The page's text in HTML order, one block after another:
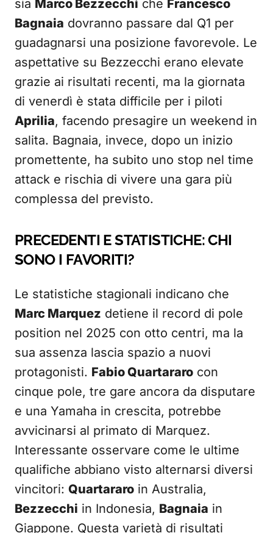
sia Marco Bezzecchi che Francesco
Bagnaia dovranno passare dal Q1 per
guadagnarsi una posizione favorevole. Le
aspettative su Bezzecchi erano elevate
grazie ai risultati recenti, ma la giornata
di venerdì è stata difficile per i piloti
Aprilia, facendo presagire un weekend in
salita. Bagnaia, invece, dopo un inizio
promettente, ha subito uno stop nel time
attack e rischia di vivere una gara più
complessa del previsto.
PRECEDENTI E STATISTICHE: CHI
SONO I FAVORITI?
Le statistiche stagionali indicano che
Marc Marquez detiene il record di pole
position nel 2025 con otto centri, ma la
sua assenza lascia spazio a nuovi
protagonisti. Fabio Quartararo con
cinque pole, tre gare ancora da disputare
e una Yamaha in crescita, potrebbe
avvicinarsi al primato di Marquez.
Interessante osservare come le ultime
qualifiche abbiano visto alternarsi diversi
vincitori: Quartararo in Australia,
Bezzecchi in Indonesia, Bagnaia in
Giappone. Questa varietà di risultati